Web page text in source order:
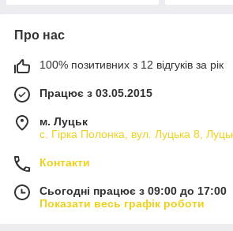
Про нас
100% позитивних з 12 відгуків за рік
Працює з 03.05.2015
м. Луцьк
с. Гірка Полонка, вул. Луцька 8,
Контакти
Сьогодні працює з 09:00 до 17:00
Показати весь графік роботи